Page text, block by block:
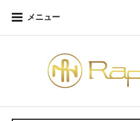
メニュー